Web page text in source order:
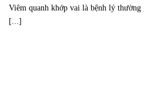
Viêm quanh khớp vai là bệnh lý thường
[...]